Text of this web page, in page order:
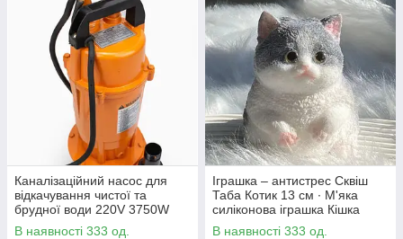
Каналізаційний насос для
відкачування чистої та
брудної води 220V 3750W
В наявності 333 од.
Іграшка – антистрес Сквіш
Таба Котик 13 см ∙ М'яка
силіконова іграшка Кішка
В наявності 333 од.